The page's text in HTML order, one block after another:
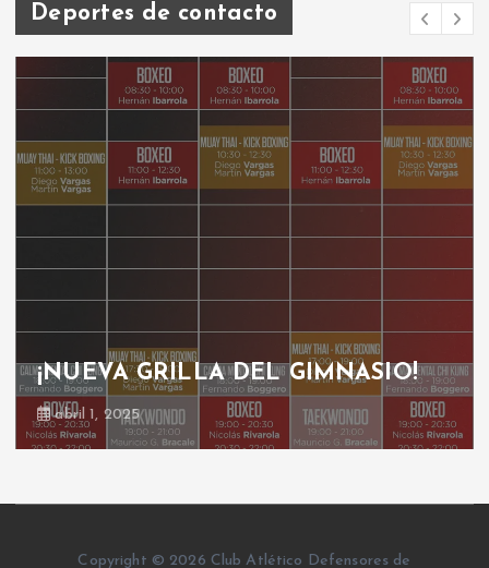
Deportes de contacto
¡NUEVA GRILLA DEL GIMNASIO!
abril 1, 2025
Copyright © 2026 Club Atlético Defensores de